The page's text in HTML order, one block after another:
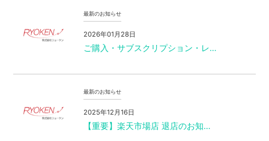
最新のお知らせ
2026年01月28日
ご購入・サブスクリプション・レ…
最新のお知らせ
2025年12月16日
【重要】楽天市場店 退店のお知…